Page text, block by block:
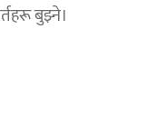
बुझ्ने।